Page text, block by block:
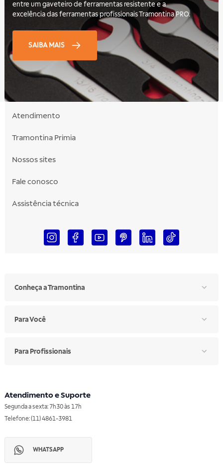
entre um gaveteiro de ferramentas resistente e a
excelência das ferramentas profissionais Tramontina PRO.
SAIBA MAIS
Atendimento
Tramontina Primia
Nossos sites
Fale conosco
Assistência técnica
Conheça a Tramontina
Para Você
Para Profissionais
Atendimento e Suporte
Segunda a sexta: 7h30 às 17h
Telefone: (11) 4861-3981
WHATSAPP